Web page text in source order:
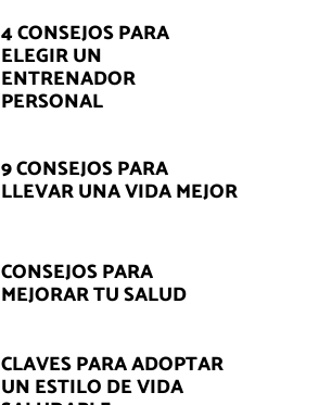
4 CONSEJOS PARA
ELEGIR UN
ENTRENADOR
PERSONAL
9 CONSEJOS PARA
LLEVAR UNA VIDA MEJOR
CONSEJOS PARA
MEJORAR TU SALUD
CLAVES PARA ADOPTAR
UN ESTILO DE VIDA